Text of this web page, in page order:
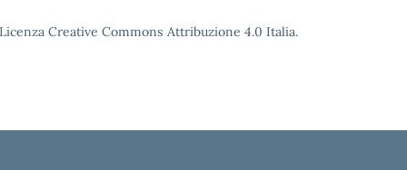
Creative Commons Attribuzione 4.0 Italia.